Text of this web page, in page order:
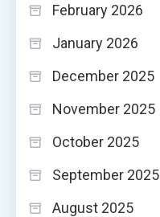
February 2026
January 2026
December 2025
November 2025
October 2025
September 2025
August 2025